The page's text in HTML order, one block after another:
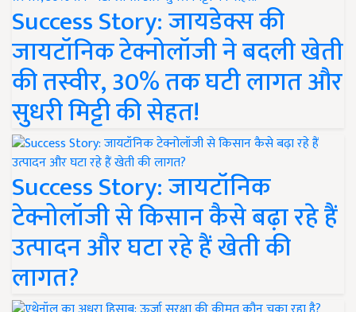
Success Story: जायडेक्स की
जायटॉनिक टेक्नोलॉजी ने बदली खेती
की तस्वीर, 30% तक घटी लागत और
सुधरी मिट्टी की सेहत!
Success Story: जायटॉनिक
टेक्नोलॉजी से किसान कैसे बढ़ा रहे हैं
उत्पादन और घटा रहे हैं खेती की
लागत?